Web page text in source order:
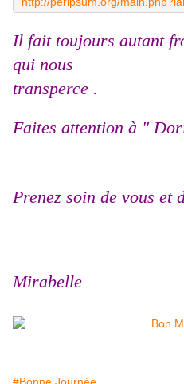
Il fait toujours autant
qui nous
transperce .
Faites attention à "
Prenez soin de vous et
Mirabelle